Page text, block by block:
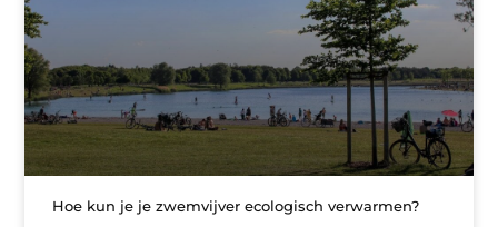
Hoe kun je je zwemvijver ecologisch verwarmen?